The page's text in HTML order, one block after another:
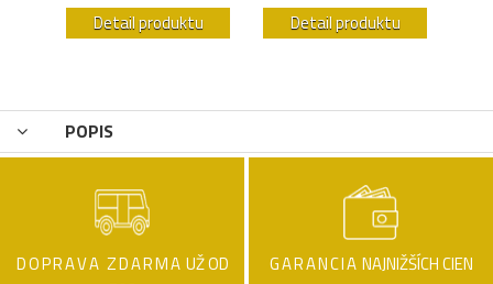
Detail produktu Detail produktu
POPIS
DOPRAVA ZDARMA UŽ OD
GARANCIA NAJNIŽŠÍCH CIEN